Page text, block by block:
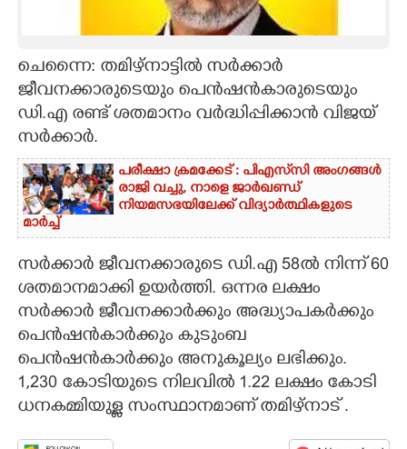
CARTOONS
LITERATURE
ZOOM
CONTACT US
ചെന്നൈ: തമിഴ്നാട്ടിൽ സർക്കാർ
ജീവനക്കാരുടെയും പെൻഷൻകാരുടെയും
ഡി.എ രണ്ട് ശതമാനം വർദ്ധിപ്പിക്കാൻ വിജയ്
സർക്കാർ.
പരീക്ഷാ ക്രമക്കേട് : പിഎസ്‌സി അംഗങ്ങൾ
രാജി വച്ചു,​ നാളെ ജാർഖണ്ഡ്
നിയമസഭയിലേക്ക് വിദ്യാ‌ർത്ഥികളുടെ
മാർച്ച്
സർക്കാർ ജീവനക്കാരുടെ ഡി.എ 58ൽ നിന്ന് 60
ശതമാനമാക്കി ഉയർത്തി. ഒന്നര ലക്ഷം
സർക്കാർ ജീവനക്കാർക്കും അദ്ധ്യാപകർക്കും
പെൻഷൻകാർക്കും കുടുംബ
പെൻഷൻകാർക്കും അനുകൂല്യം ലഭിക്കും.
1,230 കോടിയുടെ നിലവിൽ 1.22 ലക്ഷം കോടി
ധനകമ്മിയുള്ള സംസ്ഥാനമാണ് തമിഴ്നാട് .